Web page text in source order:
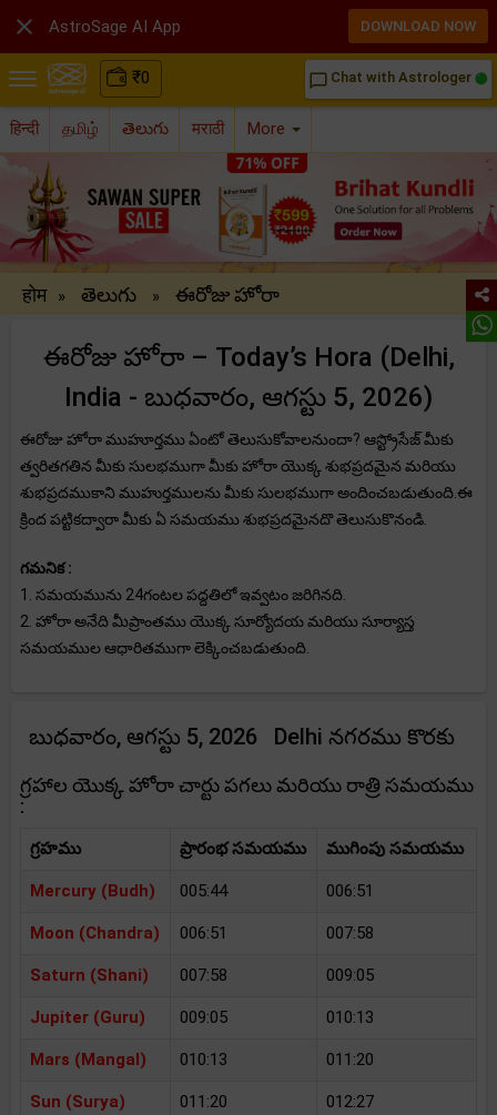
₹0 chat_bubble_outline Chat with Astrologer
हिन्दी தமிழ் తెలుగు मराठी More
होम » తెలుగు » ఈరోజు హోరా
ఈరోజు హోరా – Today’s Hora (Delhi,
India - బుధవారం, ఆగస్టు 5, 2026)
ఈరోజు హోరా ముహూర్తము ఏంటో తెలుసుకోవాలనుందా? ఆస్ట్రోసేజ్ మీకు
త్వరితగతిన మీకు సులభముగా మీకు హోరా యొక్క శుభప్రదమైన మరియు
శుభప్రదముకాని ముహుర్తములను మీకు సులభముగా అందించబడుతుంది.ఈ
క్రింద పట్టికద్వారా మీకు ఏ సమయము శుభప్రదమైనదొ తెలుసుకొనండి.
గమనిక :
1. సమయమును 24గంటల పద్దతిలో ఇవ్వటం జరిగినది.
2. హోరా అనేది మీప్రాంతము యొక్క సూర్యోదయ మరియు సూర్యాస్త
సమయముల ఆధారితముగా లెక్కించబడుతుంది.
బుధవారం, ఆగస్టు 5, 2026 Delhi నగరము కొరకు
గ్రహాల యొక్క హోరా చార్టు పగలు మరియు రాత్రి సమయము
:
గ్రహము ప్రారంభ సమయము ముగింపు సమయము
Mercury (Budh) 005:44 006:51
Moon (Chandra) 006:51 007:58
Saturn (Shani) 007:58 009:05
Jupiter (Guru) 009:05 010:13
Mars (Mangal) 010:13 011:20
Sun (Surya) 011:20 012:27
 AstroSage AI App DOWNLOAD NOW